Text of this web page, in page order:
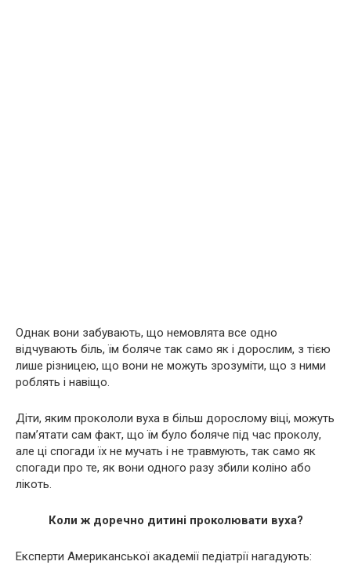
Однак вони забувають, що немовлята все одно
відчувають біль, їм боляче так само як і дорослим, з тією
лише різницею, що вони не можуть зрозуміти, що з ними
роблять і навіщо.
Діти, яким прокололи вуха в більш дорослому віці, можуть
пам’ятати сам факт, що їм було боляче під час проколу,
але ці спогади їх не мучать і не травмують, так само як
спогади про те, як вони одного разу збили коліно або
лікоть.
Коли ж доречно дитині проколювати вуха?
Експерти Американської академії педіатрії нагадують: